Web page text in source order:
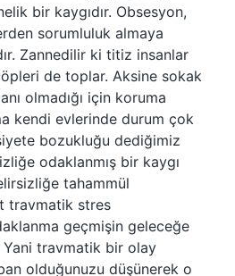
bir kaygıdır. Obsesyon,
sorumluluk almaya
Zannedilir ki titiz insanlar
de toplar. Aksine sokak
olmadığı için koruma
kendi evlerinde durum çok
bozukluğu dediğimiz
odaklanmış bir kaygı
tahammül
travmatik stres
geçmişin geleceğe
Yani travmatik bir olay
olduğunuzu düşünerek o